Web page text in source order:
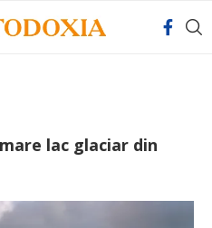
lac glaciar din